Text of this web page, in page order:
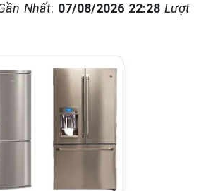
Nhất: 07/08/2026 22:28 Lượt